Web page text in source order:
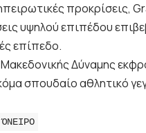
προκρίσεις,
υψηλού επιπέδου
επίπεδο.
Μακεδονικής Δύναμης
σπουδαίο αθλητικό